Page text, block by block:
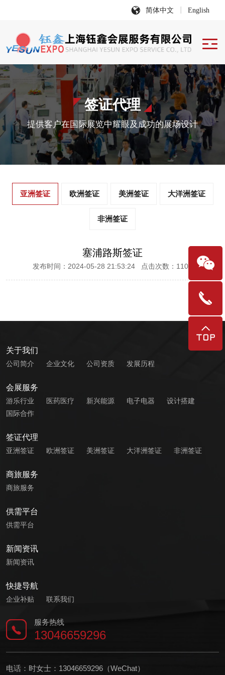
简体中文 English
签证代理
提供客户在国际展览中耀眼及成功的展场设计
亚洲签证 欧洲签证 美洲签证 大洋洲签证
非洲签证
塞浦路斯签证
发布时间：2024-05-28 21:53:24 点击次数：1107
关于我们
公司简介 企业文化 公司资质 发展历程
会展服务
游乐行业 医药医疗 新兴能源 电子电器
设计搭建
国际合作
签证代理
亚洲签证 欧洲签证 美洲签证 大洋洲签证 非洲签证
商旅服务
商旅服务
供需平台
供需平台
新闻资讯
新闻资讯
快捷导航
企业补贴 联系我们
服务热线
13046659296
电话：时女士：13046659296（WeChat）